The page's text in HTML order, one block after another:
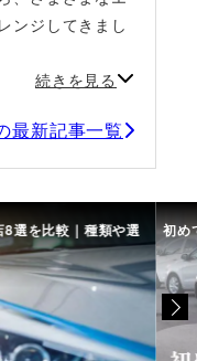
ンジしてきまし
続きを見る
最新記事一覧
選を比較｜種類や選 初め